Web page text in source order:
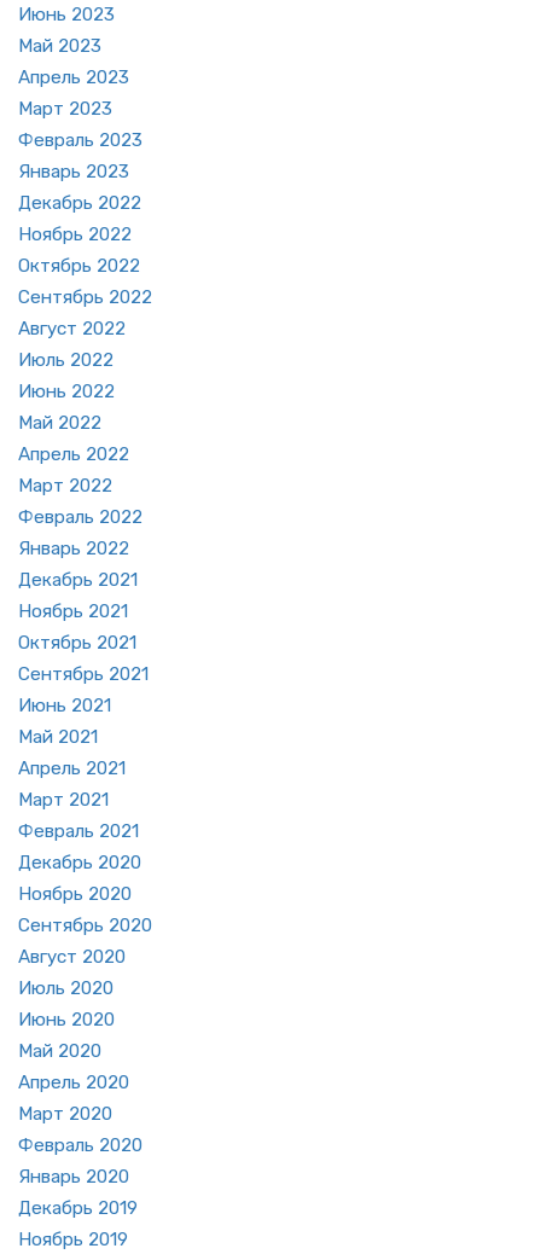
Июнь 2023
Май 2023
Ап­рель 2023
Март 2023
Фев­раль 2023
Ян­варь 2023
Де­кабрь 2022
Но­ябрь 2022
Ок­тябрь 2022
Сен­тябрь 2022
Ав­густ 2022
Июль 2022
Июнь 2022
Май 2022
Ап­рель 2022
Март 2022
Фев­раль 2022
Ян­варь 2022
Де­кабрь 2021
Но­ябрь 2021
Ок­тябрь 2021
Сен­тябрь 2021
Июнь 2021
Май 2021
Ап­рель 2021
Март 2021
Фев­раль 2021
Де­кабрь 2020
Но­ябрь 2020
Сен­тябрь 2020
Ав­густ 2020
Июль 2020
Июнь 2020
Май 2020
Ап­рель 2020
Март 2020
Фев­раль 2020
Ян­варь 2020
Де­кабрь 2019
Но­ябрь 2019